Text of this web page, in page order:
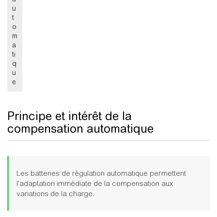
u
t
o
m
a
ti
q
u
e
Principe et intérêt de la
compensation automatique
Les batteries de régulation automatique permettent
l'adaptation immédiate de la compensation aux
variations de la charge.